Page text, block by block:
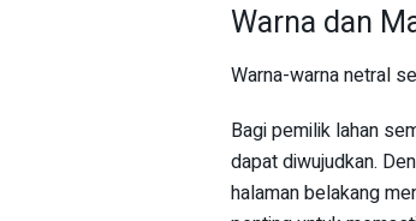
Warna dan
Warna-warna netral
Bagi pemilik lahan
dapat diwujudkan.
halaman belakang